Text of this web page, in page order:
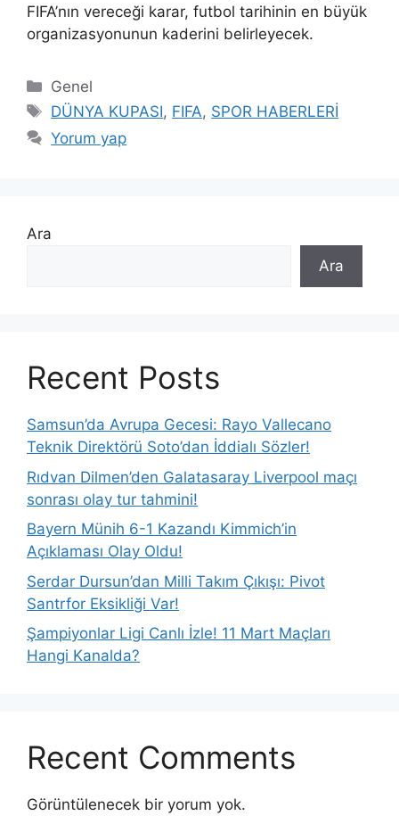
FIFA’nın vereceği karar, futbol tarihinin en büyük
organizasyonunun kaderini belirleyecek.
Kategoriler
Genel
Etiketler
DÜNYA KUPASI, FIFA, SPOR HABERLERİ
Yorum yap
Ara
Ara
Recent Posts
Samsun’da Avrupa Gecesi: Rayo Vallecano
Teknik Direktörü Soto’dan İddialı Sözler!
Rıdvan Dilmen’den Galatasaray Liverpool maçı
sonrası olay tur tahmini!
Bayern Münih 6-1 Kazandı Kimmich’in
Açıklaması Olay Oldu!
Serdar Dursun’dan Milli Takım Çıkışı: Pivot
Santrfor Eksikliği Var!
Şampiyonlar Ligi Canlı İzle! 11 Mart Maçları
Hangi Kanalda?
Recent Comments
Görüntülenecek bir yorum yok.